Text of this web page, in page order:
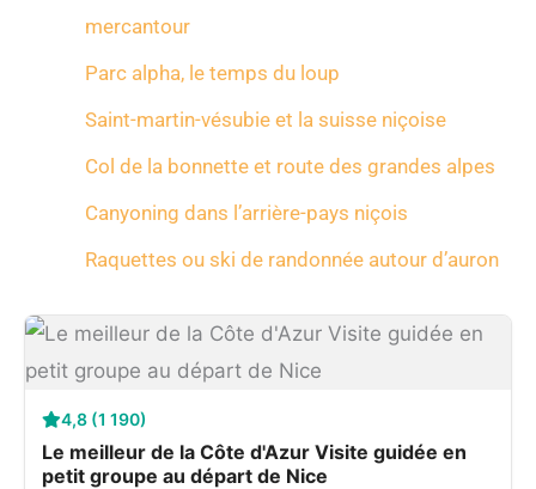
mercantour
Parc alpha, le temps du loup
Saint-martin-vésubie et la suisse niçoise
Col de la bonnette et route des grandes alpes
Canyoning dans l’arrière-pays niçois
Raquettes ou ski de randonnée autour d’auron
4,8 (1 190)
Le meilleur de la Côte d'Azur Visite guidée en
petit groupe au départ de Nice